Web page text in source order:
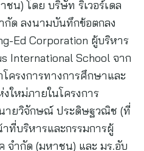
น) โดย บริษัท ริเวอร์เดล
ด ลงนามบันทึกข้อตกลง
Ed Corporation ผู้บริหาร
International School จาก
ครงการทางการศึกษาและ
ใหม่ภายในโครงการ
ายวิจักษณ์ ประดิษฐวณิช (ที่
ที่บริหารและกรรมการผู้
จำกัด (มหาชน) และ มร.อับ